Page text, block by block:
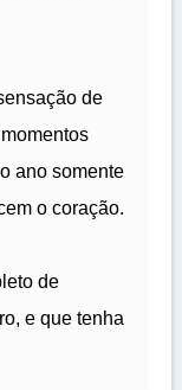
de
ano somente
o coração.
de
e que tenha